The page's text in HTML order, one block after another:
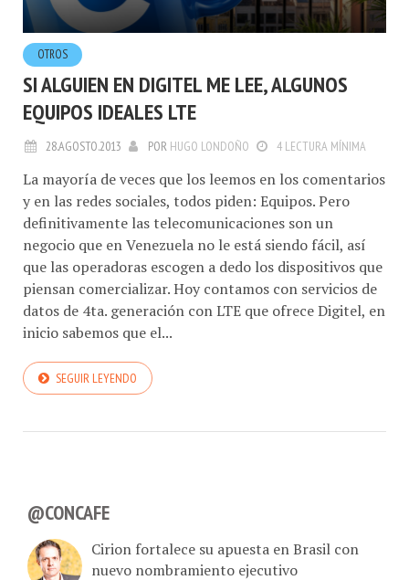
OTROS
SI ALGUIEN EN DIGITEL ME LEE, ALGUNOS
EQUIPOS IDEALES LTE
28.AGOSTO.2013 PORHUGO LONDOÑO
La mayoría de veces que los leemos en los comentarios
y en las redes sociales, todos piden: Equipos. Pero
definitivamente las telecomunicaciones son un
negocio que en Venezuela no le está siendo fácil, así
que las operadoras escogen a dedo los dispositivos que
piensan comercializar. Hoy contamos con servicios de
datos de 4ta. generación con LTE que ofrece Digitel, en
inicio sabemos que el...
nuevo nombramiento ejecutivo